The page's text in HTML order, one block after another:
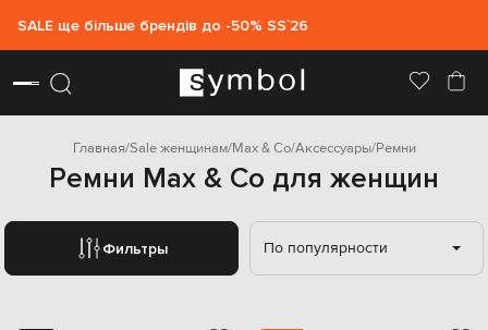
SALE ще більше брендів до -50% SS`26
Главная Sale женщинам Max & Co Аксессуары Ремни
Ремни Max & Co для женщин
Фильтры По популярности